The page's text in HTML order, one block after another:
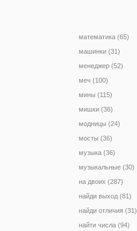
математика (65)
машинки (31)
менеджер (52)
меч (100)
мины (115)
мишки (36)
модницы (24)
мосты (36)
музыка (36)
музыкальные (30)
на двоих (287)
найди выход (81)
найди отличия (31)
найти числа (94)